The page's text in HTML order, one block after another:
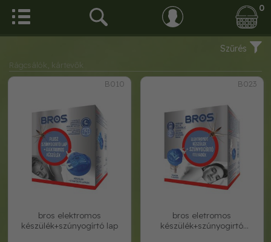
0
Szűrés
Rágcsálók, kártevők
B010
bros elektromos
készülék+szúnyogírtó lap
B023
bros eletromos
készülék+szúnyogirtó